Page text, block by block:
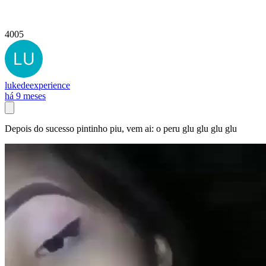
4005
lukedeexperience
há 9 meses
Depois do sucesso pintinho piu, vem ai: o peru glu glu glu glu